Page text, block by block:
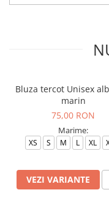
Bluza tercot Unisex
marin
75,00 RON
Marime:
XS S M L XL
VEZI VARIANTE